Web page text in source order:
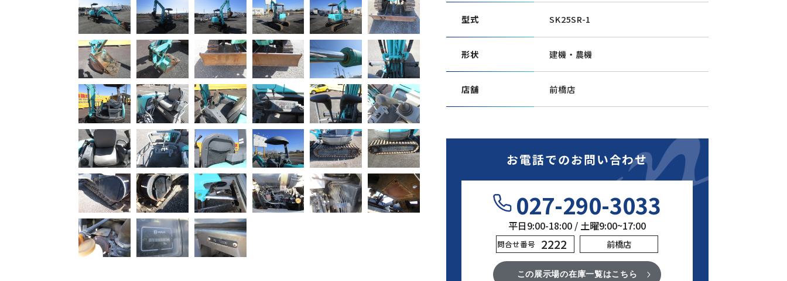
型式 SK25SR-1
形状 建機・農機
店舗 前橋店
お電話でのお問い合わせ
027-290-3033
平日9:00-18:00 / 土曜9:00~17:00
問合せ番号 2222 前橋店
この展示場の在庫一覧はこちら